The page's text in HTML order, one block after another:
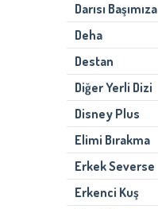
Darısı Başımıza
Deha
Destan
Diğer Yerli Dizi
Disney Plus
Elimi Bırakma
Erkek Severse
Erkenci Kuş